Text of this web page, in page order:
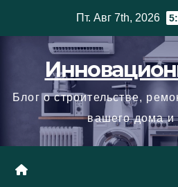
Пт. Авг 7th, 2026
Блог о строительстве,
вашего дома и